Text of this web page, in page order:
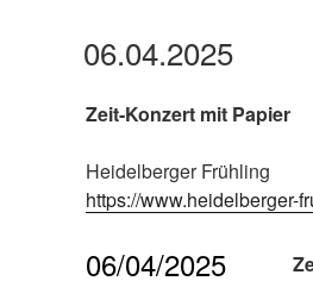
06.04.2025
Zeit-Konzert mit Papier
Heidelberger Frühling
https://www.heidelberger-
06/04/2025